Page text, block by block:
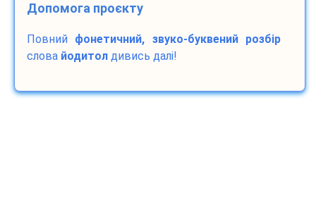
Допомога проєкту
Повний фонетичний, звуко-буквений розбір
слова йодитол дивись далі!